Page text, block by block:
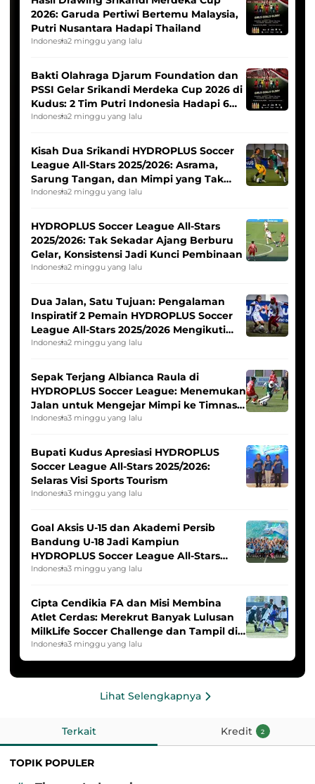
2026: Garuda Pertiwi Bertemu Malaysia,
Putri Nusantara Hadapi Thailand
Indonesia2 minggu yang lalu
Bakti Olahraga Djarum Foundation dan
PSSI Gelar Srikandi Merdeka Cup 2026 di
Kudus: 2 Tim Putri Indonesia Hadapi 6
Tim Asia
Indonesia2 minggu yang lalu
Kisah Dua Srikandi HYDROPLUS Soccer
League All-Stars 2025/2026: Asrama,
Sarung Tangan, dan Mimpi yang Tak
Pernah Padam
Indonesia2 minggu yang lalu
HYDROPLUS Soccer League All-Stars
2025/2026: Tak Sekadar Ajang Berburu
Gelar, Konsistensi Jadi Kunci Pembinaan
Indonesia2 minggu yang lalu
Dua Jalan, Satu Tujuan: Pengalaman
Inspiratif 2 Pemain HYDROPLUS Soccer
League All-Stars 2025/2026 Mengikuti
Seleksi Timnas Indonesia Putri
Indonesia2 minggu yang lalu
Sepak Terjang Albianca Raula di
HYDROPLUS Soccer League: Menemukan
Jalan untuk Mengejar Mimpi ke Timnas
Indonesia Putri
Indonesia3 minggu yang lalu
Bupati Kudus Apresiasi HYDROPLUS
Soccer League All-Stars 2025/2026:
Selaras Visi Sports Tourism
Indonesia3 minggu yang lalu
Goal Aksis U-15 dan Akademi Persib
Bandung U-18 Jadi Kampiun
HYDROPLUS Soccer League All-Stars
2025/2026
Indonesia3 minggu yang lalu
Cipta Cendikia FA dan Misi Membina
Atlet Cerdas: Merekrut Banyak Lulusan
MilkLife Soccer Challenge dan Tampil di
HYDROPLUS Soccer League
Indonesia3 minggu yang lalu
Lihat Selengkapnya
Terkait Kredit 2
TOPIK POPULER